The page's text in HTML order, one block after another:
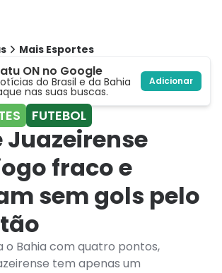
Mais Esportes
ON no Google
do Brasil e da Bahia
nas suas buscas.
Adicionar
FUTEBOL
Juazeirense
fraco e
sem gols pelo
o Bahia com quatro pontos,
tem apenas um